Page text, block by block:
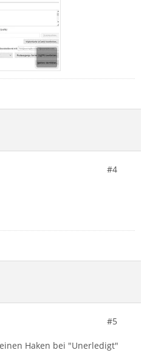
#4
#5
Haken bei "Unerledigt"